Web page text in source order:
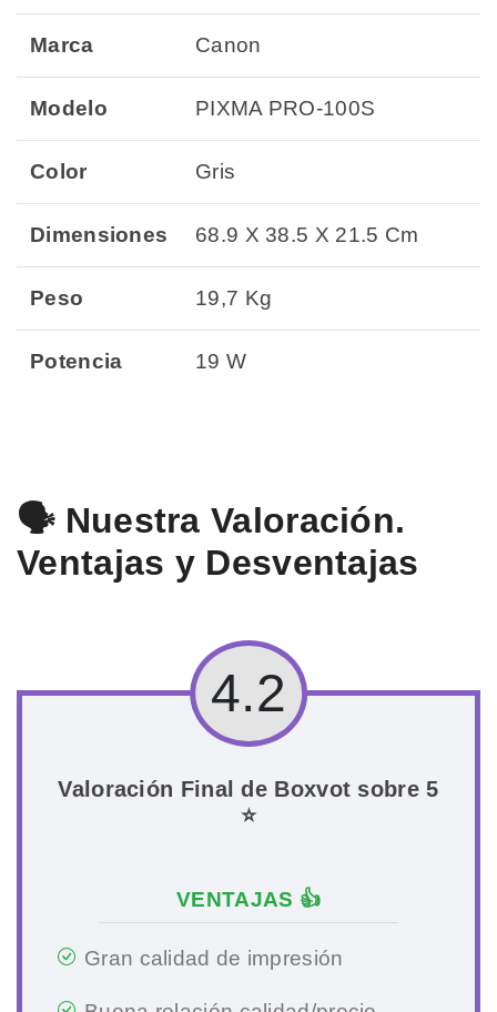
Marca Canon
Modelo PIXMA PRO-100S
Color Gris
Dimensiones ‎68.9 X 38.5 X 21.5 Cm
Peso 19,7 Kg
Potencia 19 W
🗣️ Nuestra Valoración.
Ventajas y Desventajas
4.2
Valoración Final de Boxvot sobre 5
⭐
VENTAJAS 👍
Gran calidad de impresión